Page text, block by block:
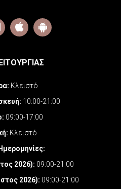
Κλειστό
10:00-21:00
09:00-17:00
Κλειστό
:
2026): 09:00-21:00
2026): 09:00-21:00